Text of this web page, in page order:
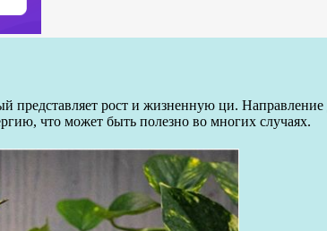
представляет рост и жизненную ци.
что может быть полезно во многих случаях.